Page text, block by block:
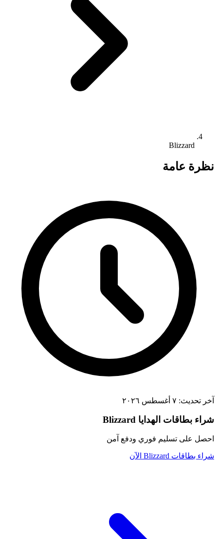
Blizzard
نظرة عامة
آخر تحديث: ٧ أغسطس ٢٠٢٦
شراء بطاقات الهدايا Blizzard
احصل على تسليم فوري ودفع آمن
شراء بطاقات Blizzard الآن